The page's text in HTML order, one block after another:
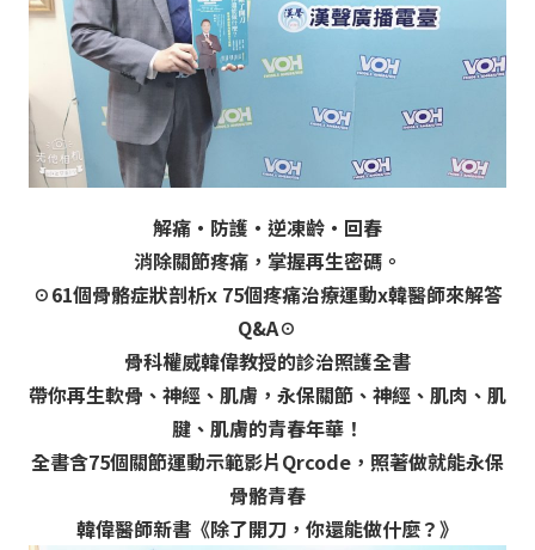
解痛‧防護‧逆凍齡‧回春
消除關節疼痛，掌握再生密碼。
☉61個骨骼症狀剖析x 75個疼痛治療運動x韓醫師來解答
Q&A☉
骨科權威韓偉教授的診治照護全書
帶你再生軟骨、神經、肌膚，永保關節、神經、肌肉、肌
腱、肌膚的青春年華！
全書含75個關節運動示範影片Qrcode，照著做就能永保
骨骼青春
韓偉醫師新書《除了開刀，你還能做什麼？》